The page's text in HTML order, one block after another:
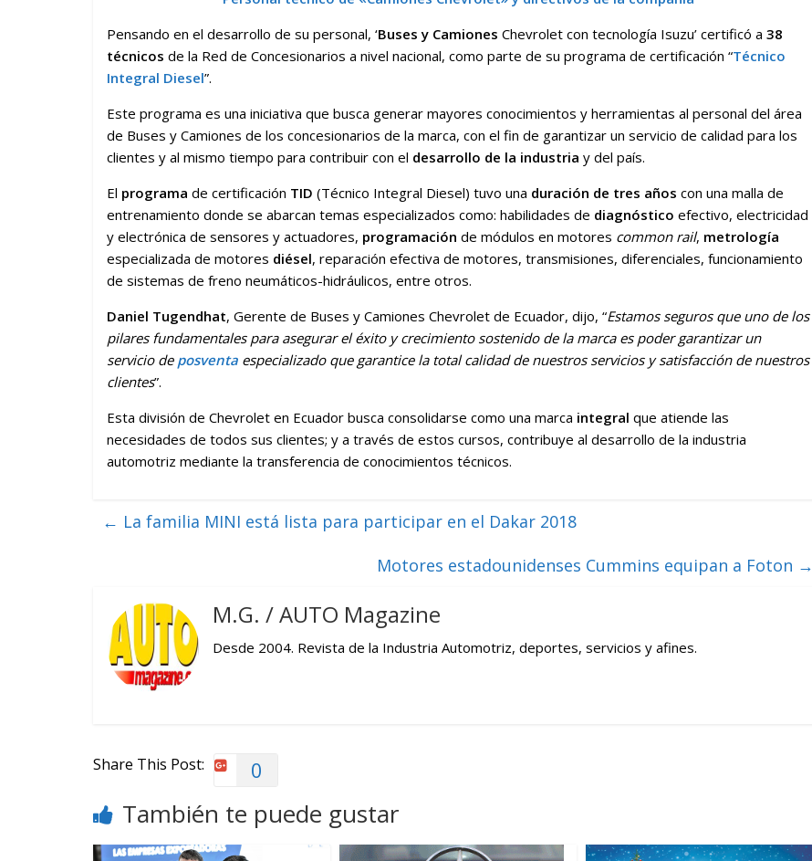
Pensando en el desarrollo de su personal, ‘Buses y Camiones Chevrolet con tecnología Isuzu’ certificó a 38
técnicos de la Red de Concesionarios a nivel nacional, como parte de su programa de certificación “Técnico
Integral Diesel”.
Este programa es una iniciativa que busca generar mayores conocimientos y herramientas al personal del área
de Buses y Camiones de los concesionarios de la marca, con el fin de garantizar un servicio de calidad para los
clientes y al mismo tiempo para contribuir con el desarrollo de la industria y del país.
El programa de certificación TID (Técnico Integral Diesel) tuvo una duración de tres años con una malla de
entrenamiento donde se abarcan temas especializados como: habilidades de diagnóstico efectivo, electricidad
y electrónica de sensores y actuadores, programación de módulos en motores common rail, metrología
especializada de motores diésel, reparación efectiva de motores, transmisiones, diferenciales, funcionamiento
de sistemas de freno neumáticos-hidráulicos, entre otros.
Daniel Tugendhat, Gerente de Buses y Camiones Chevrolet de Ecuador, dijo, “Estamos seguros que uno de los
pilares fundamentales para asegurar el éxito y crecimiento sostenido de la marca es poder garantizar un
servicio de posventa especializado que garantice la total calidad de nuestros servicios y satisfacción de nuestros
clientes”.
Esta división de Chevrolet en Ecuador busca consolidarse como una marca integral que atiende las
necesidades de todos sus clientes; y a través de estos cursos, contribuye al desarrollo de la industria
automotriz mediante la transferencia de conocimientos técnicos.
← La familia MINI está lista para participar en el Dakar 2018
Motores estadounidenses Cummins equipan a Foton →
M.G. / AUTO Magazine
Desde 2004. Revista de la Industria Automotriz, deportes, servicios y afines.
Share This Post: 0
También te puede gustar